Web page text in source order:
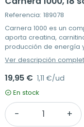
Referencia: 189078
Carnera 1000 es un
aporta creatina,
producción de energía
Ver descripción
19,95 € 1,11 €/ud
En stock